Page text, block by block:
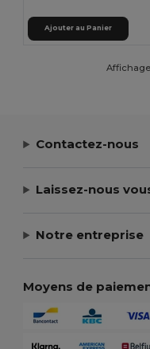
Ajouter au Panier
Contactez-nous
Laissez-nous
Notre entreprise
Moyens de